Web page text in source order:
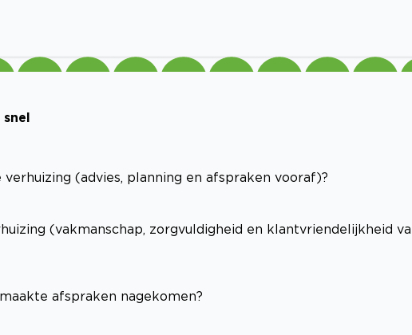
(advies, planning en afspraken vooraf)?
(vakmanschap, zorgvuldigheid en klantvriendelijkheid
afspraken nagekomen?